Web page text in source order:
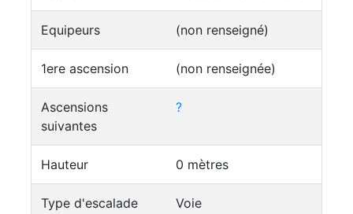
Equipeurs (non renseigné)
1ere ascension (non renseignée)
Ascensions
suivantes
?
Hauteur 0 mètres
Type d'escalade Voie